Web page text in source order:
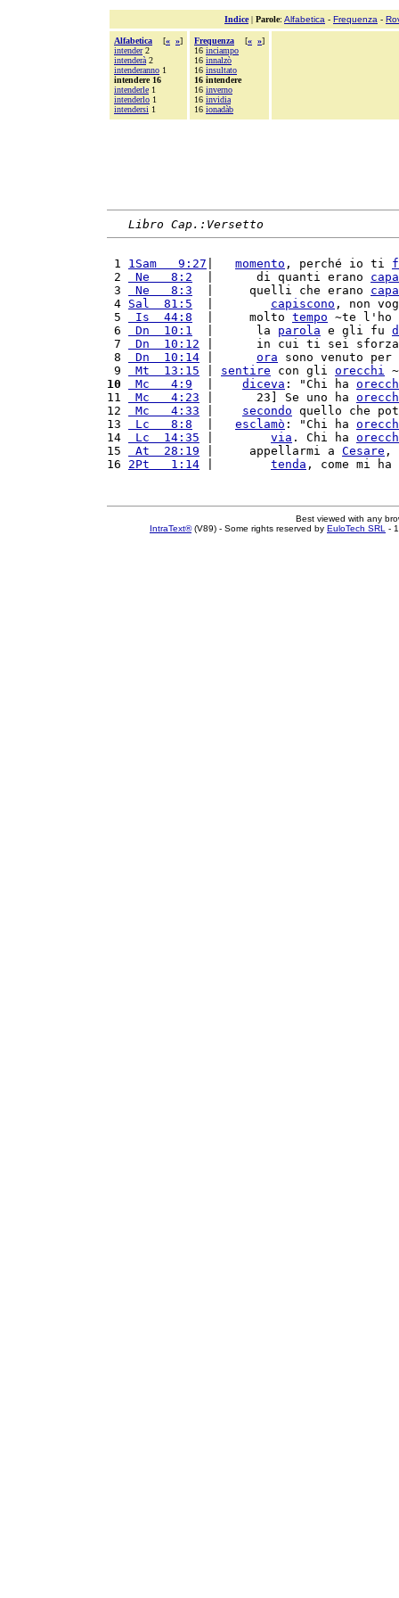
Indice| Parole: Alfabetica - Frequenza -
Alfabetica [« »]
intender2
intenderà 2
intenderanno 1
intendere 16
intenderle 1
intenderlo 1
intendersi 1
Frequenza [« »]
16 inciampo
16 innalzò
16 insultato
16 intendere
16 inverno
16 invidia
16 ionadàb
Libro Cap.:Versetto
1 1Sam   9:27 momento , perché io ti
2
Ne   8:2
  |      di quanti erano
3
Ne   8:3
  |     quelli che erano
4 Sal  81:5 capiscono , non
5
Is  44:8
  |     molto
tempo ~te l'ho
6
Dn  10:1
  |      la
parola e gli fu
7
Dn  10:12 |      in cui ti sei
8
Dn  10:14 ora sono venuto
9
Mt  13:15 sentire con gli orecchi
10
Mc   4:9 diceva : "Chi ha
11
Mc   4:23 |      23] Se uno ha
12
Mc   4:33 secondo quello che
13
Lc   8:8 esclamò : "Chi ha
14
Lc  14:35 via . Chi ha
15
At  28:19 |     appellarmi a Cesare ,
16 2Pt   1:14 tenda , come mi ha
Best viewed with any
IntraText®(V89) - Some rights reserved by EuloTech SRL -